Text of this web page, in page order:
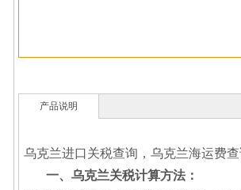
产品说明
乌克兰进口关税查询，乌克兰海运费
一、乌克兰关税计算方法：